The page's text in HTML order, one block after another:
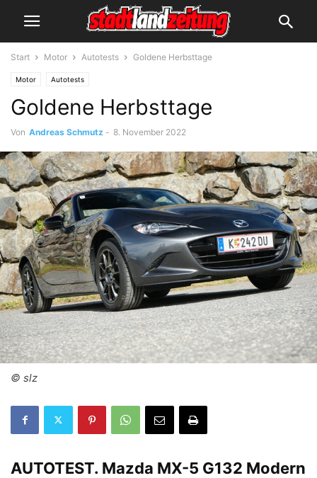
Start Motor Autotests Goldene Herbsttage
Motor Autotests
Goldene Herbsttage
Von Andreas Schmutz - 8. November 2022
© slz
AUTOTEST. Mazda MX-5 G132 Modern